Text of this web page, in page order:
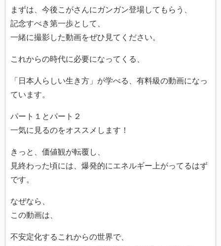
まずは、今後こがさんにガンガン登場してもらう、
記念すべき第一歩として、
一緒に撮影した動画をぜひ見てください。
これからの時代に必要になってくる、
「日本人らしい生き方」が学べる、有料級の動画になっ
ています。
パート１とパート２
一気に見るのをオススメします！
きっと、価値観が転覆し、
見終わった頃には、爆発的にエネルギー上がってるはず
です。
なぜなら、
この動画は、
不安定化するこれからの世界で、